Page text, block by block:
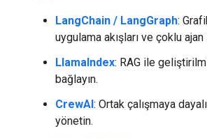
LangChain / LangGraph:
uygulama akışları ve çoklu
LlamaIndex: RAG ile
bağlayın.
CrewAI: Ortak çalışmaya
yönetin.